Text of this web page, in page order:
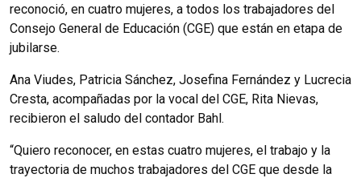
reconoció, en cuatro mujeres, a todos los trabajadores del
Consejo General de Educación (CGE) que están en etapa de
jubilarse.
Ana Viudes, Patricia Sánchez, Josefina Fernández y Lucrecia
Cresta, acompañadas por la vocal del CGE, Rita Nievas,
recibieron el saludo del contador Bahl.
“Quiero reconocer, en estas cuatro mujeres, el trabajo y la
trayectoria de muchos trabajadores del CGE que desde la